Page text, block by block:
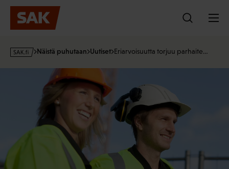
Hyppää
sisältöön
s
Näistä puhutaan Uutiset Eriarvoisuutta torjuu parhaite…